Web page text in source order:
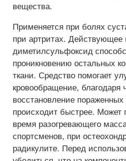
вещества.
Применяется при болях
при артритах. Действующее
диметилсульфоксид
проникновению остальных
ткани. Средство помогает
кровообращение, благодаря
восстановление пораженных
происходит быстрее. Может
время разогревающего
спортсменов, при
радикулите. Перед